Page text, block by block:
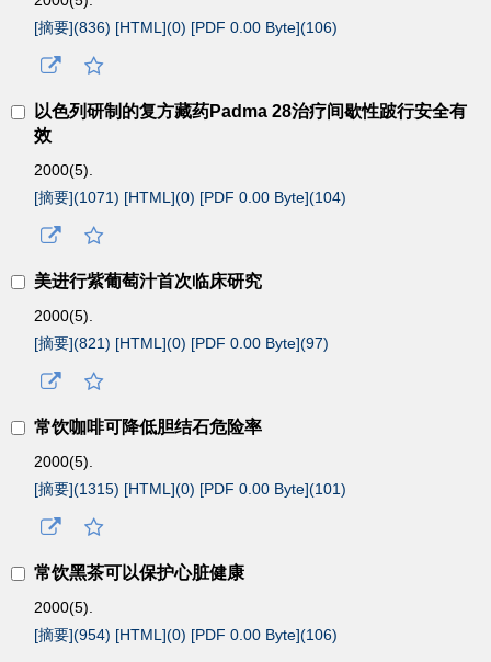
[摘要](836) [HTML](0) [PDF 0.00 Byte](106)
以色列研制的复方藏药Padma 28治疗间歇性跛行安全有
效
2000(5).
[摘要](1071) [HTML](0) [PDF 0.00 Byte](104)
美进行紫葡萄汁首次临床研究
2000(5).
[摘要](821) [HTML](0) [PDF 0.00 Byte](97)
常饮咖啡可降低胆结石危险率
2000(5).
[摘要](1315) [HTML](0) [PDF 0.00 Byte](101)
常饮黑茶可以保护心脏健康
2000(5).
[摘要](954) [HTML](0) [PDF 0.00 Byte](106)